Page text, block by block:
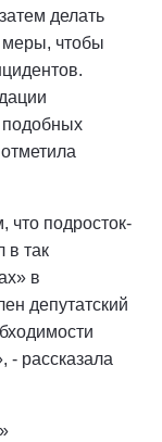
делать
чтобы
что подросток-
в так
в
депутатский
- рассказала